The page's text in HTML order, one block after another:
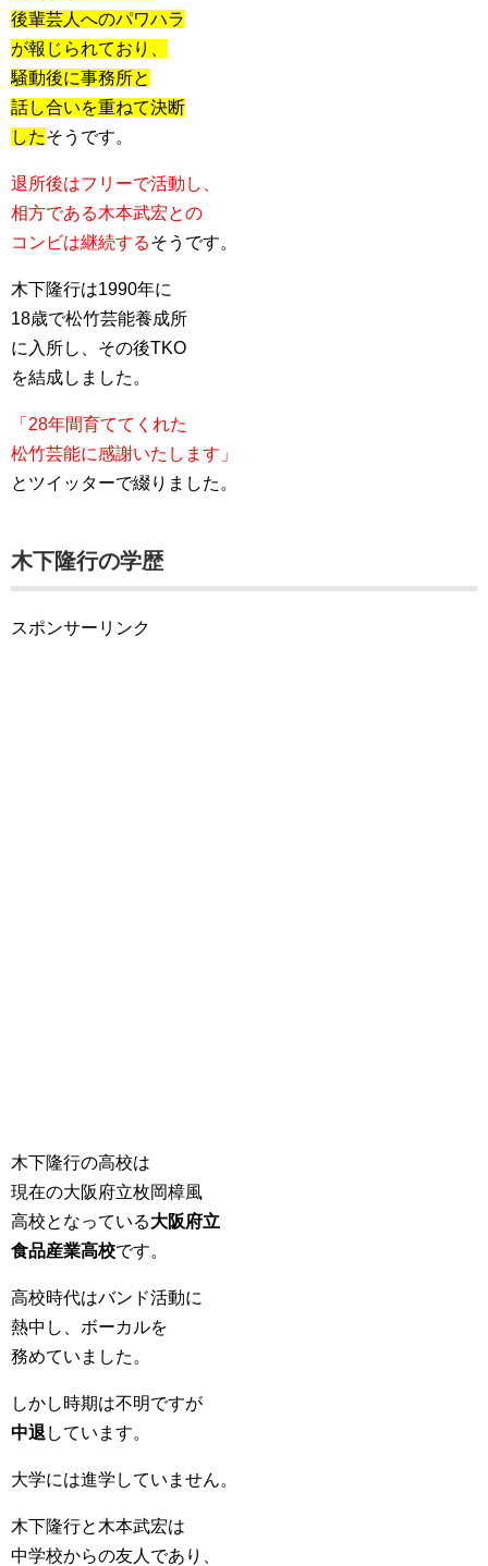
後輩芸人へのパワハラ
が報じられており、
騒動後に事務所と
話し合いを重ねて決断
したそうです。
退所後はフリーで活動し、
相方である木本武宏との
コンビは継続するそうです。
木下隆行は1990年に
18歳で松竹芸能養成所
に入所し、その後TKO
を結成しました。
「28年間育ててくれた
松竹芸能に感謝いたします」
とツイッターで綴りました。
木下隆行の学歴
スポンサーリンク
木下隆行の高校は
現在の大阪府立枚岡樟風
高校となっている大阪府立
食品産業高校です。
高校時代はバンド活動に
熱中し、ボーカルを
務めていました。
しかし時期は不明ですが
中退 しています。
大学には進学していません。
木下隆行と木本武宏は
中学校からの友人であり、